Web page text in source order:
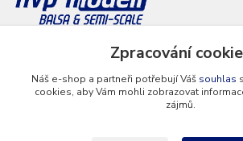
+420 777 286 674
info@hvp-modell.cz
Zpracování
Náš e-shop a partneři potřebují Váš souhlas
cookies, aby Vám mohli zobrazovat
zájmů.